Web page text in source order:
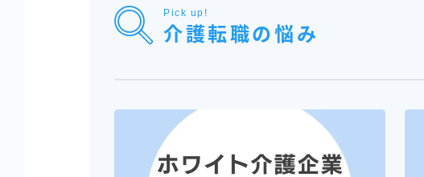
Pick up!
介護転職の悩み